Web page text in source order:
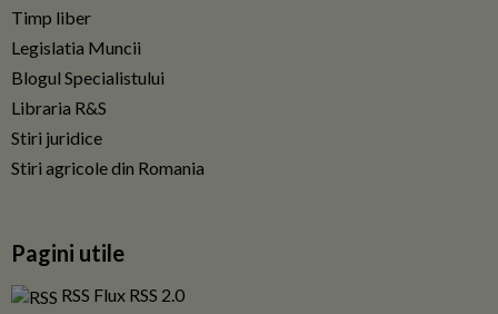
Timp liber
Legislatia Muncii
Blogul Specialistului
Libraria R&S
Stiri juridice
Stiri agricole din Romania
Pagini utile
RSS Flux RSS 2.0